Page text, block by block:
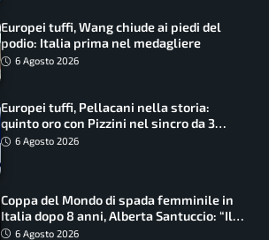
Europei tuffi, Wang chiude ai piedi del
podio: Italia prima nel medagliere
6 Agosto 2026
Europei tuffi, Pellacani nella storia:
quinto oro con Pizzini nel sincro da 3
metri
6 Agosto 2026
Coppa del Mondo di spada femminile in
Italia dopo 8 anni, Alberta Santuccio: “Il
lavoro dà sempre i suoi frutti”
6 Agosto 2026